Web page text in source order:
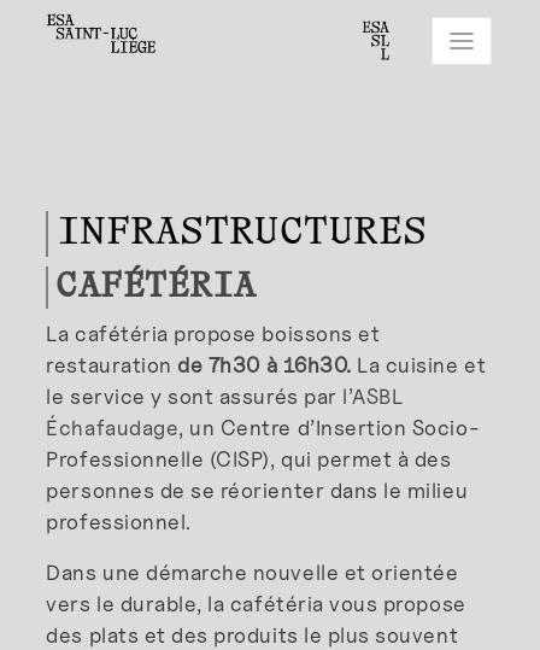
INFRASTRUCTURES
CAFÉTÉRIA
La cafétéria propose boissons et
restaurationde 7h30 à 16h30. La cuisine et
le service y sont assurés par l’ASBL
Échafaudage, un Centre d’Insertion Socio-
Professionnelle (CISP), qui permet à des
personnes de se réorienter dans le milieu
professionnel.
Dans une démarche nouvelle et orientée
vers le durable, la cafétéria vous propose
des plats et des produits le plus souvent